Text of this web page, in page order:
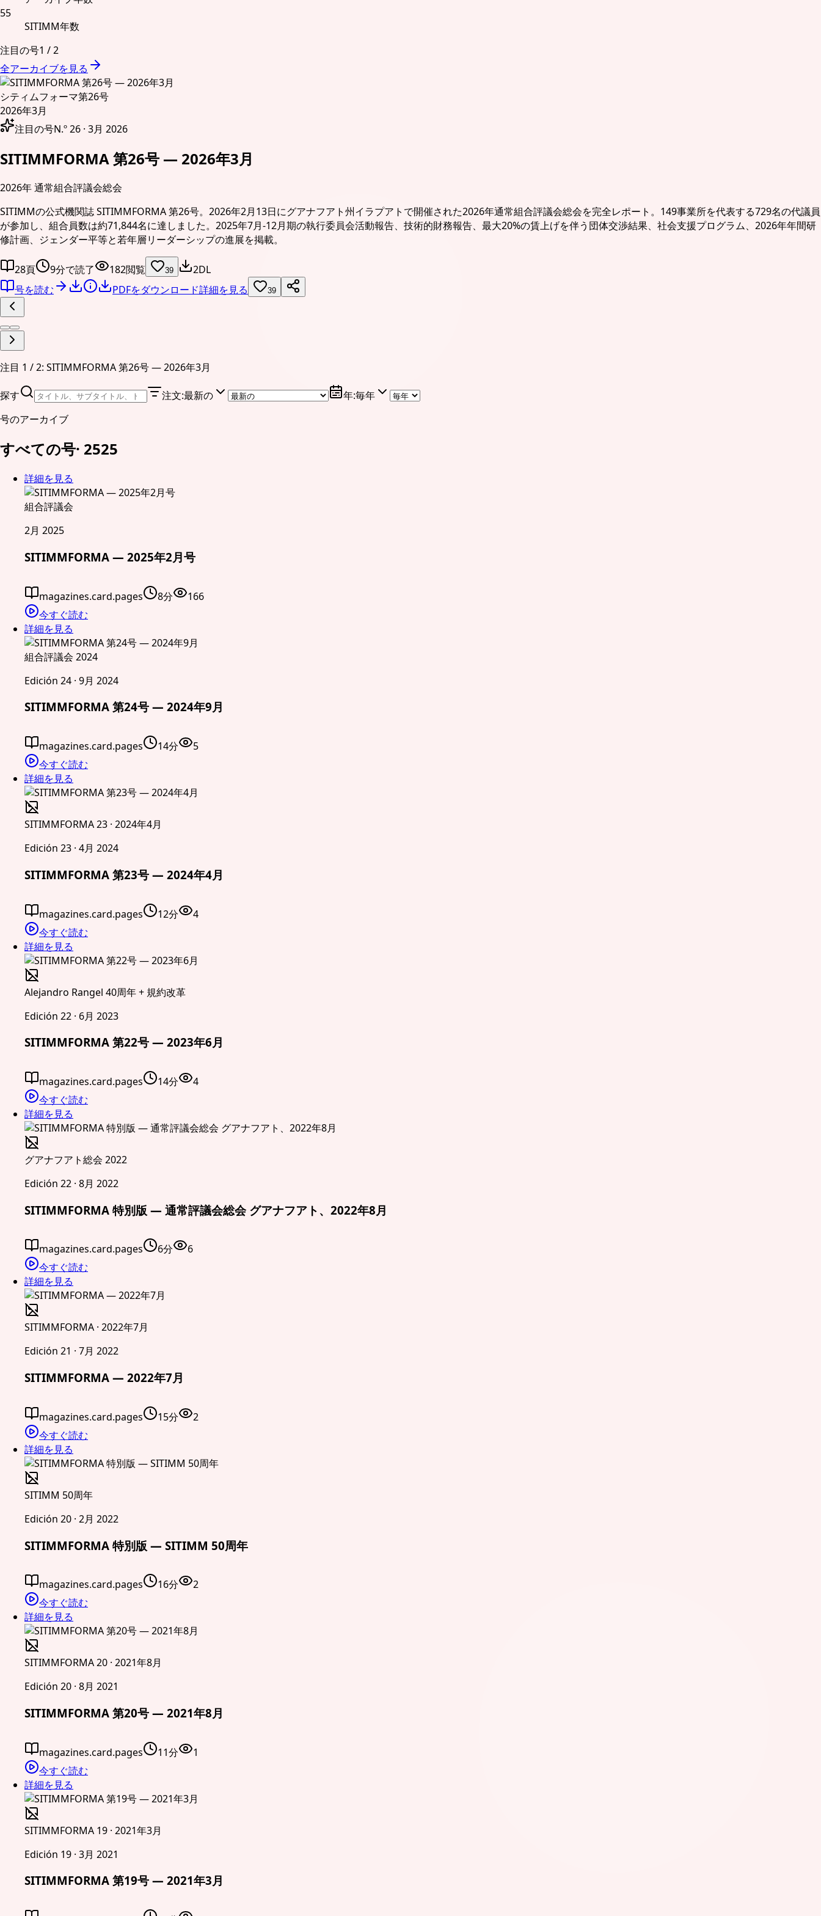
55
SITIMM年数
注目の号1 /2
全アーカイブを見る
シティムフォーマ第26号
2026年3月
注目の号N.º 26 · 3月 2026
SITIMMFORMA 第26号 — 2026年3月
2026年 通常組合評議会総会
SITIMMの公式機関誌 SITIMMFORMA 第26号。2026年2月13日にグアナフアト州イラプアトで開催された2026年通常組合評議会総会を完全レポート。149事業所を代表する729名の代議員
が参加し、組合員数は約71,844名に達しました。2025年7月-12月期の執行委員会活動報告、技術的財務報告、最大20%の賃上げを伴う団体交渉結果、社会支援プログラム、2026年年間研
修計画、ジェンダー平等と若年層リーダーシップの進展を掲載。
28頁 9分で読了 182閲覧 39
2DL
号を読む
PDFをダウンロード詳細を見る 39
注目 1 / 2: SITIMMFORMA 第26号 — 2026年3月
探す 注文:最新の 年:毎年
号のアーカイブ
すべての号· 2525
詳細を見る
組合評議会
2月 2025
SITIMMFORMA — 2025年2月号
magazines.card.pages 8分
166
今すぐ読む
詳細を見る
組合評議会 2024
Edición 24 · 9月 2024
SITIMMFORMA 第24号 — 2024年9月
magazines.card.pages 14分
5
今すぐ読む
詳細を見る
SITIMMFORMA 23 · 2024年4月
Edición 23 · 4月 2024
SITIMMFORMA 第23号 — 2024年4月
magazines.card.pages 12分
4
今すぐ読む
詳細を見る
Alejandro Rangel 40周年 + 規約改革
Edición 22 · 6月 2023
SITIMMFORMA 第22号 — 2023年6月
magazines.card.pages 14分
4
今すぐ読む
詳細を見る
グアナフアト総会 2022
Edición 22 · 8月 2022
SITIMMFORMA 特別版 — 通常評議会総会 グアナフアト、2022年8月
magazines.card.pages 6分
6
今すぐ読む
詳細を見る
SITIMMFORMA · 2022年7月
Edición 21 · 7月 2022
SITIMMFORMA — 2022年7月
magazines.card.pages 15分
2
今すぐ読む
詳細を見る
SITIMM 50周年
Edición 20 · 2月 2022
SITIMMFORMA 特別版 — SITIMM 50周年
magazines.card.pages 16分
2
今すぐ読む
詳細を見る
SITIMMFORMA 20 · 2021年8月
Edición 20 · 8月 2021
SITIMMFORMA 第20号 — 2021年8月
magazines.card.pages 11分
1
今すぐ読む
詳細を見る
SITIMMFORMA 19 · 2021年3月
Edición 19 · 3月 2021
SITIMMFORMA 第19号 — 2021年3月